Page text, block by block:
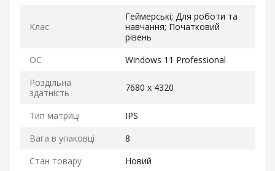
Клас
Геймерські; Для роботи та
навчання; Початковий
рівень
ОС
Windows 11 Professional
Роздільна
здатність
7680 x 4320
Тип матриці
IPS
Вага в упаковці
8
Стан товару
Новий